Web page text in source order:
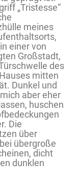
„Tristesse“
meines
einer von
Großstadt,
des
mitten
Dunkel und
aber eher
huschen
Die
über
übergroße
dicht
dunklen